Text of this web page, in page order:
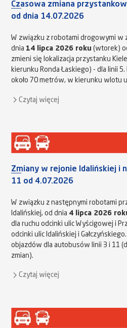
Czasowa zmiana
od dnia 14.07.2026
W związku z robotami drogowymi w
dnia 14 lipca 2026 roku (wtorek)
zmieni się lokalizacja przystanku
kierunku Ronda Łaskiego) - dla linii
około 70 metrów, w kierunku wlotu
Czytaj więcej
Zmiany w rejonie Idalińskiej i
11 od 4.07.2026
W związku z następnymi robotami
Idalińskiej, od dnia 4 lipca 2026
dla ruchu odcinki ulic Wyścigowej i
odcinki ulic Idalińskiej i
objazdów dla autobusów linii 3 i 11
zmian).
Czytaj więcej